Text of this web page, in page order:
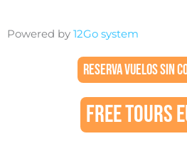
Powered by 12Go system
RESERVA VUELOS SIN
FREE TOURS